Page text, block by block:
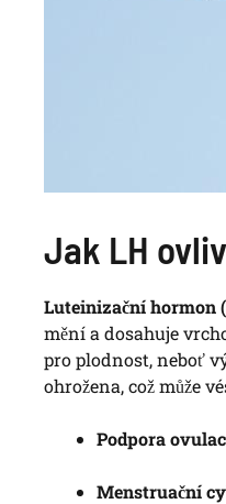
Jak LH
Luteinizační hormon
mění a dosahuje
pro plodnost, neboť
ohrožena, což může
Podpora
Menstruační